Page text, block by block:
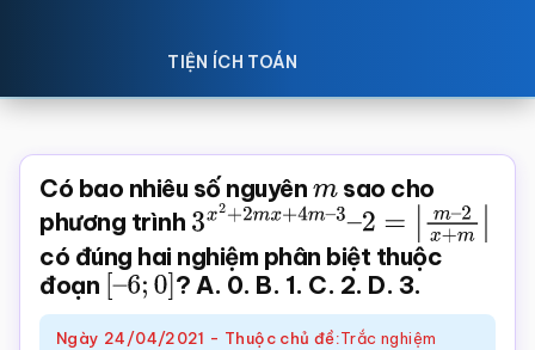
toán
giáo
Toán,
trắc
nghiệm
Toán
online
TIỆN ÍCH TOÁN
Có bao nhiêu số nguyên msao cho
phương trình 3x2+2mx+4m–3 –2 |m–
2x+m|
có đúng hai nghiệm phân biệt thuộc
đoạn [–
6;0]
? A. 0. B. 1. C. 2. D. 3.
Ngày 24/04/2021 - Thuộc chủ đề:Trắc nghiệm